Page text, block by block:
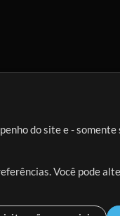
do site e - somente
Você pode